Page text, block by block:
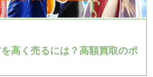
高く売るには？高額買取のポ